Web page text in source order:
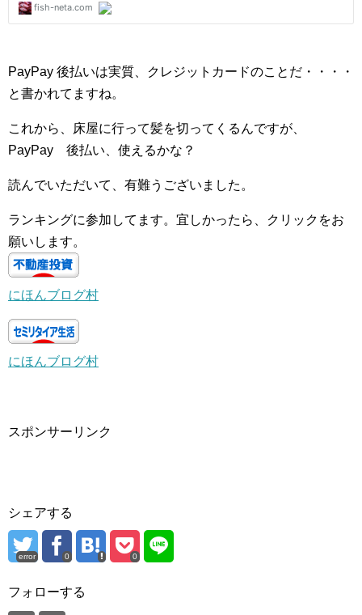
PayPay 後払いは実質、クレジットカードのことだ・・・・
と書かれてますね。
これから、床屋に行って髪を切ってくるんですが、
PayPay 後払い、使えるかな？
読んでいただいて、有難うございました。
ランキングに参加してます。宜しかったら、クリックをお
願いします。
にほんブログ村
にほんブログ村
スポンサーリンク
シェアする
error 0 0
フォローする